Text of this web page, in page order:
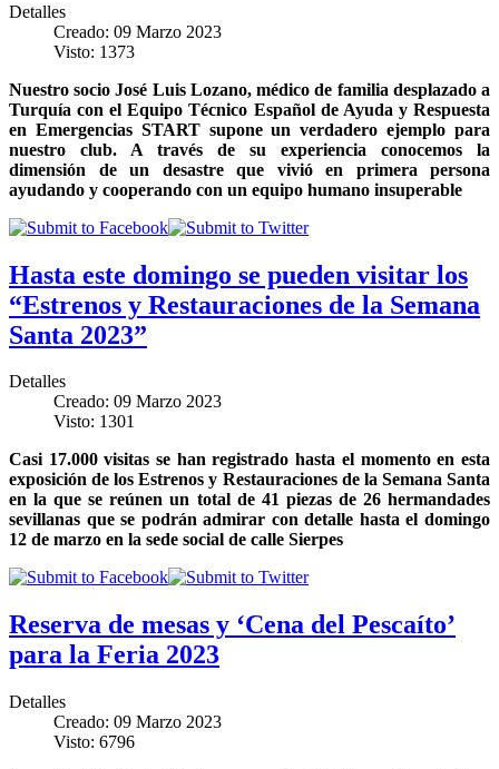
Detalles
Creado: 09 Marzo 2023
Visto: 1373
Nuestro socio José Luis Lozano, médico de familia desplazado a
Turquía con elEquipo Técnico Español de Ayuda y Respuesta
en Emergencias STARTsupone un verdadero ejemplo para
nuestro club. A través de su experiencia conocemos la
dimensión de un desastre que vivió en primera persona
ayudando y cooperando con un equipo humano insuperable
Hasta este domingo se pueden visitar los
“Estrenos y Restauraciones de la Semana
Santa 2023”
Detalles
Creado: 09 Marzo 2023
Visto: 1301
Casi 17.000 visitas se han registrado hasta el momento en esta
exposición de los Estrenos y Restauraciones de la Semana Santa
en la que se reúnen un total de 41 piezas de 26 hermandades
sevillanas que se podrán admirar con detalle hasta el domingo
12 de marzo en la sede social de calle Sierpes
Reserva de mesas y ‘Cena del Pescaíto’
para la Feria 2023
Detalles
Creado: 09 Marzo 2023
Visto: 6796